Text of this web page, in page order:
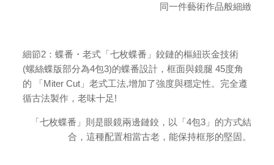
同一件藝術作品般細緻
細節2：蝶番・老式「七枚蝶番」鉸鏈的樞紐崁金技術
(螺絲蝶版部分為4包3)的蝶番設計，框面與鏡腿 45度角
的 「Miter Cut」老式工法,增加了強度與穩定性。完全遵
循古法製作，老味十足!
「七枚蝶番」則是眼鏡兩邊鏈鉸，以「4包3」的方式結
合，這種配置相當古老，能保持框形的堅固。